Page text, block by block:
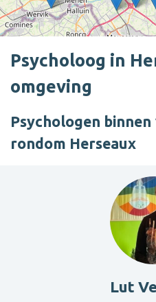
Psycholoog in
omgeving
Psychologen
rondom Herseaux
Lut